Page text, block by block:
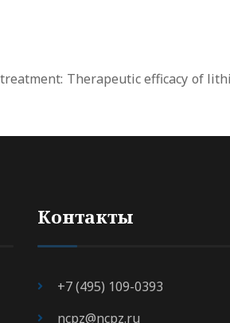
treatment: Therapeutic efficacy of
Контакты
+7 (495) 109-0393
ncpz@ncpz.ru